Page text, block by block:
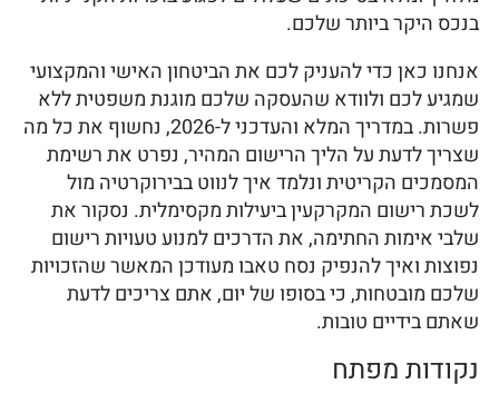
בנכס היקר ביותר שלכם.
אנחנו כאן כדי להעניק לכם את הביטחון האישי והמקצועי
שמגיע לכם ולוודא שהעסקה שלכם מוגנת משפטית ללא
פשרות. במדריך המלא והעדכני ל-2026, נחשוף את כל מה
שצריך לדעת על הליך הרישום המהיר, נפרט את רשימת
המסמכים הקריטית ונלמד איך לנווט בבירוקרטיה מול
לשכת רישום המקרקעין ביעילות מקסימלית. נסקור את
שלבי אימות החתימה, את הדרכים למנוע טעויות רישום
נפוצות ואיך להנפיק נסח טאבו מעודכן המאשר שהזכויות
שלכם מובטחות, כי בסופו של יום, אתם צריכים לדעת
שאתם בידיים טובות.
נקודות מפתח